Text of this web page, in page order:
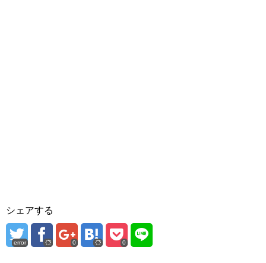
シェアする
error 0 0